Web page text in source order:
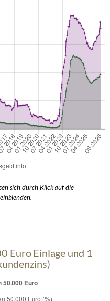
sich durch Klick auf die
Euro Einlage und 1